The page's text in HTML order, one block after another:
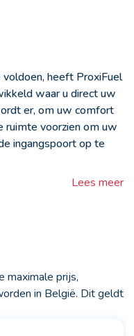
heeft ProxiFuel
waar u direct uw
er, om uw comfort
ruimte voorzien om uw
ingangspoort op te
Lees meer
maximale prijs,
in België. Dit geldt